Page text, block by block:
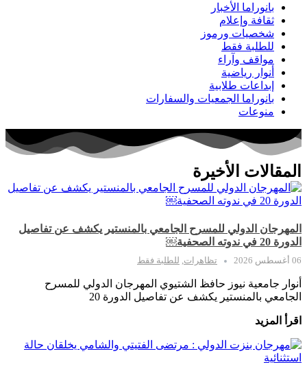
بانوراما الأخبار
ثقافة وإعلام
شخصيات ورموز
للطلبة فقط
مواقف وآراء
أنوار رياضية
إبداعات طلابية
بانوراما الجمعيات والسفارات
منوعات
المقالات الأخيرة
المهرجان الدولي للمسرح الجامعي بالمنستير يكشف عن تفاصيل
الدورة 20 في ندوته الصحفية￼
06 أغسطس 2026 تظاهرات للطلبة فقط
أنوار جامعية نيوز حافظ الشتيوي المهرجان الدولي للمسرح
الجامعي بالمنستير يكشف عن تفاصيل الدورة 20
اقرأ المزيد